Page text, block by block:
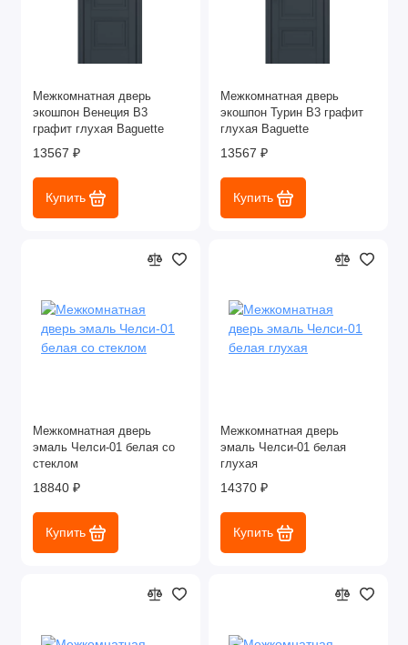
Межкомнатная дверь
экошпон Венеция В3
графит глухая Baguette
13567 ₽
Купить
Межкомнатная дверь
экошпон Турин В3 графит
глухая Baguette
13567 ₽
Купить
Межкомнатная дверь
эмаль Челси-01 белая со
стеклом
18840 ₽
Купить
Межкомнатная дверь
эмаль Челси-01 белая
глухая
14370 ₽
Купить